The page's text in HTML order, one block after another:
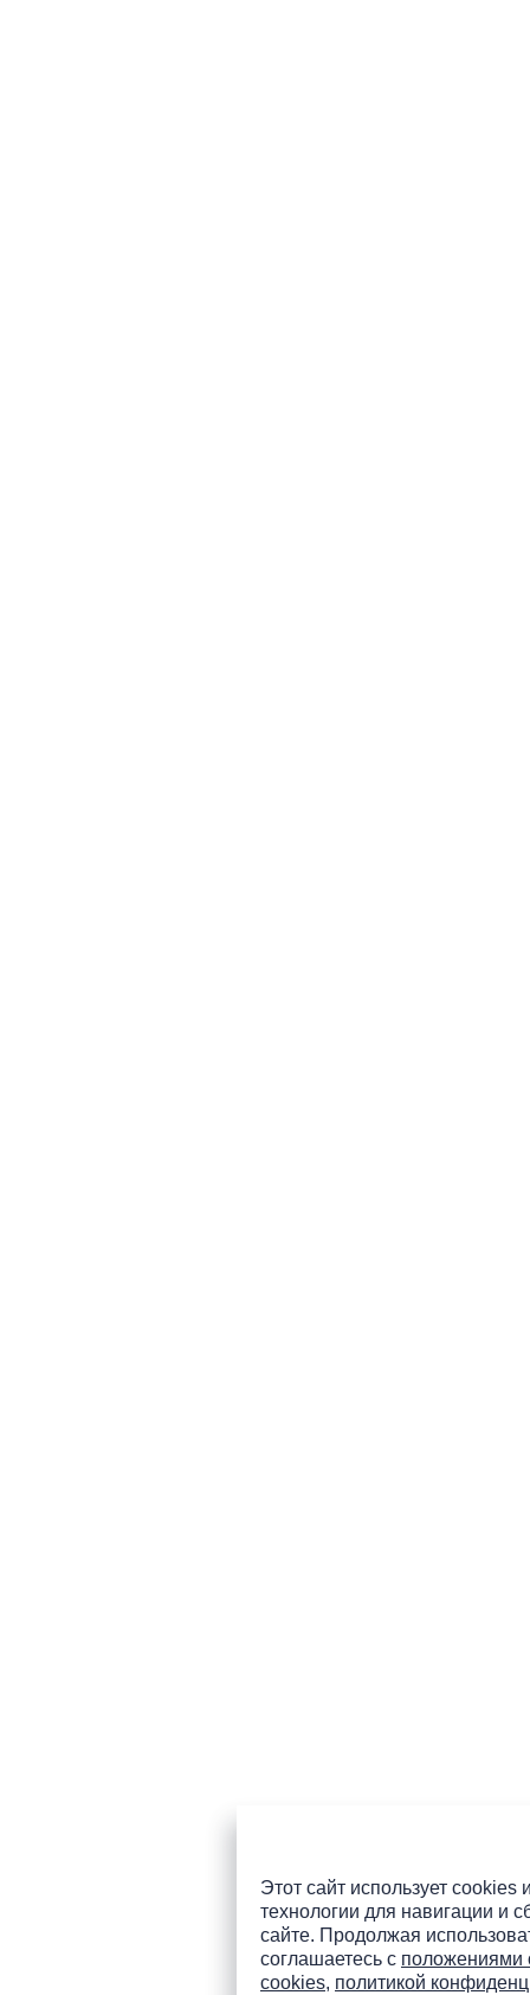
Этот сайт использует cookies
технологии для навигации и
сайте. Продолжая
соглашаетесь с положениями
cookies, политикой